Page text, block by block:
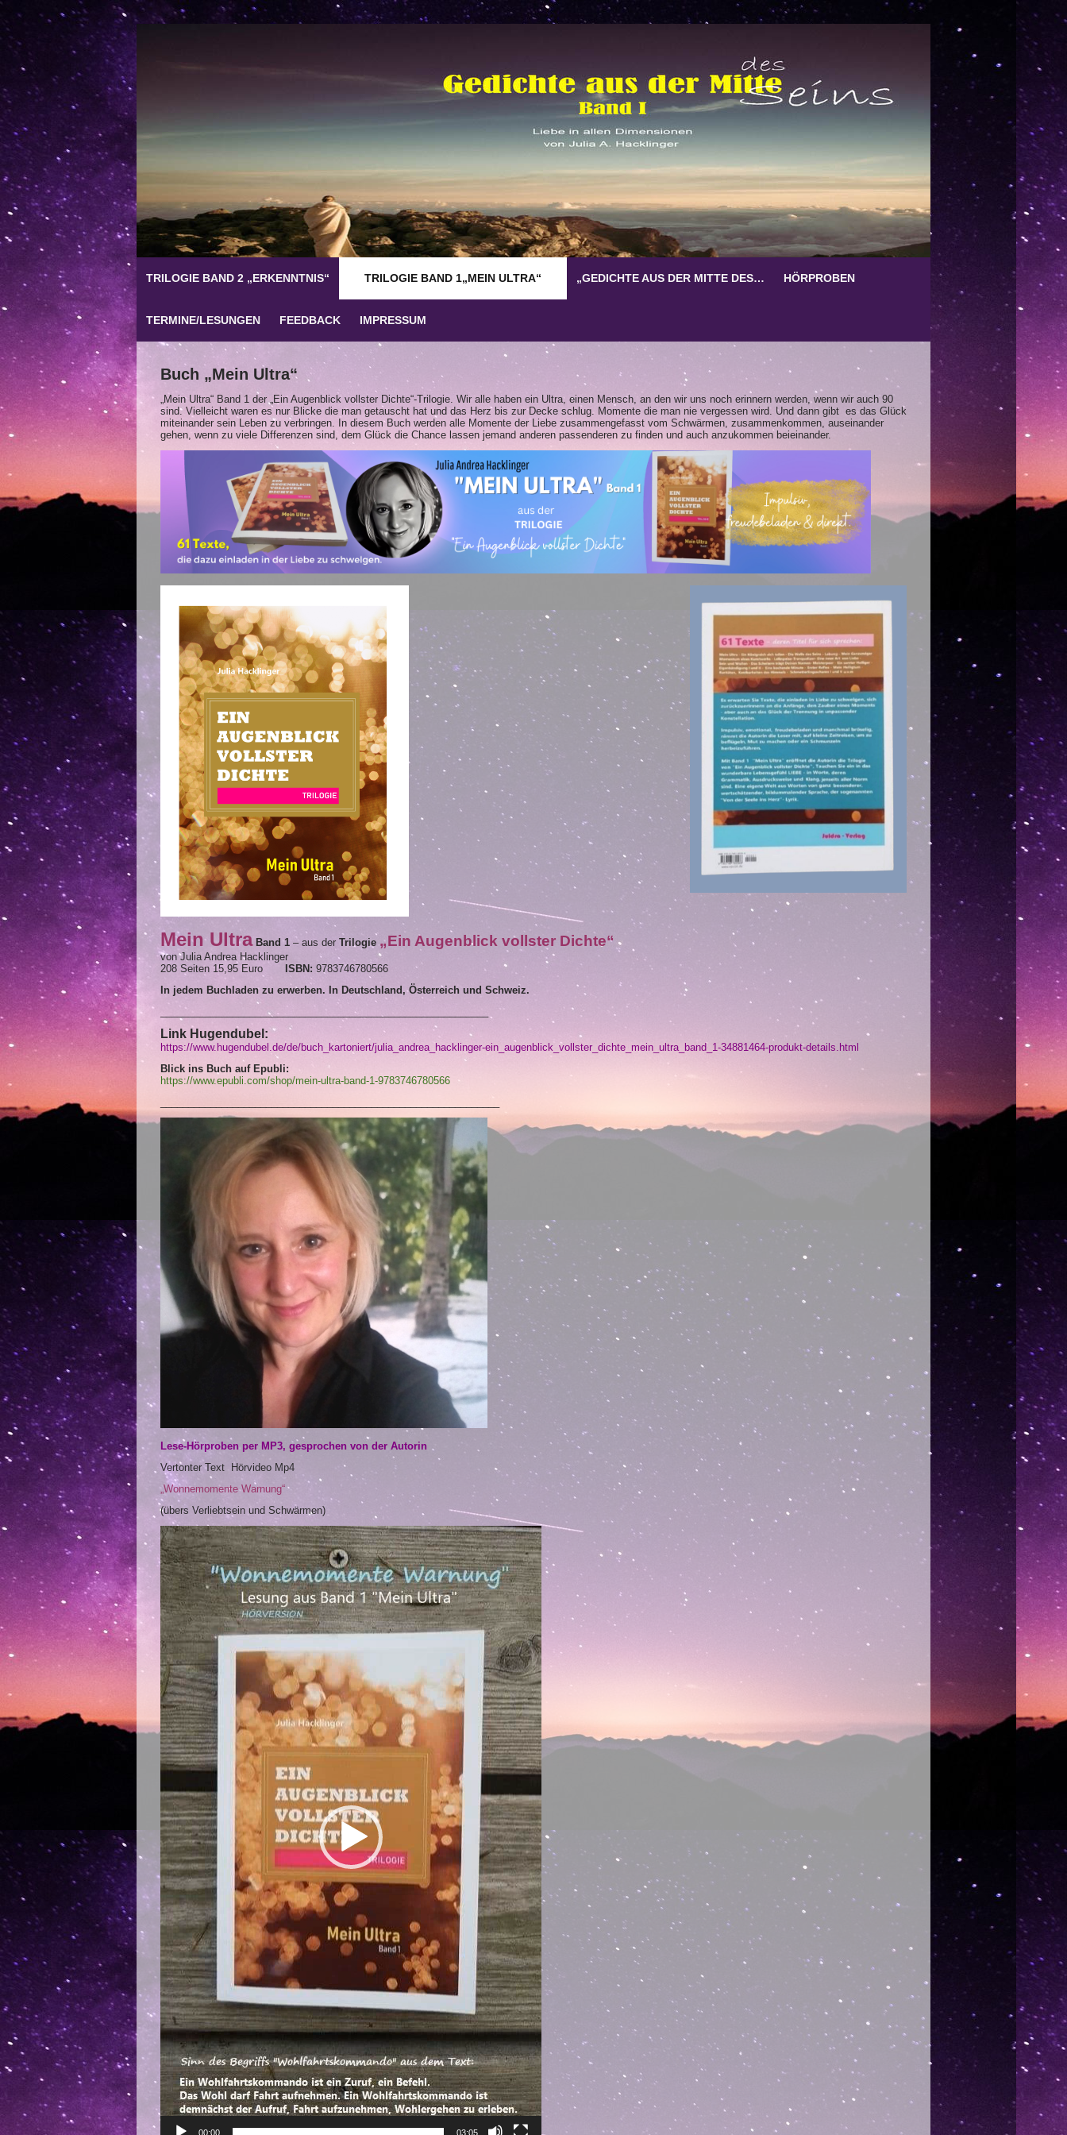
TRILOGIE BAND 2 „ERKENNTNIS“ TRILOGIE BAND 1„MEIN ULTRA“ „GEDICHTE AUS DER MITTE DES… HÖRPROBEN
TERMINE/LESUNGEN FEEDBACK IMPRESSUM
Buch „Mein Ultra“
„Mein Ultra“ Band 1 der „Ein Augenblick vollster Dichte“-Trilogie. Wir alle haben ein Ultra, einen Mensch, an den wir uns noch erinnern werden, wenn wir auch 90
sind. Vielleicht waren es nur Blicke die man getauscht hat und das Herz bis zur Decke schlug. Momente die man nie vergessen wird. Und dann gibt es das Glück
miteinander sein Leben zu verbringen. In diesem Buch werden alle Momente der Liebe zusammengefasst vom Schwärmen, zusammenkommen, auseinander
gehen, wenn zu viele Differenzen sind, dem Glück die Chance lassen jemand anderen passenderen zu finden und auch anzukommen beieinander.
Mein UltraBand 1 – aus der Trilogie „Ein Augenblick vollster Dichte“
von Julia Andrea Hacklinger
208 Seiten 15,95 Euro
ISBN: 9783746780566
In jedem Buchladen zu erwerben. In Deutschland, Österreich und Schweiz.
___________________________________________________________
Link Hugendubel:
https://www.hugendubel.de/de/buch_kartoniert/julia_andrea_hacklinger-ein_augenblick_vollster_dichte_mein_ultra_band_1-34881464-produkt-details.html
Blick ins Buch auf Epubli:
https://www.epubli.com/shop/mein-ultra-band-1-9783746780566
Lese-Hörproben per MP3, gesprochen von der Autorin
Vertonter Text Hörvideo Mp4
„Wonnemomente Warnung“
(übers Verliebtsein und Schwärmen)
Video-
Player
00:00 03:05